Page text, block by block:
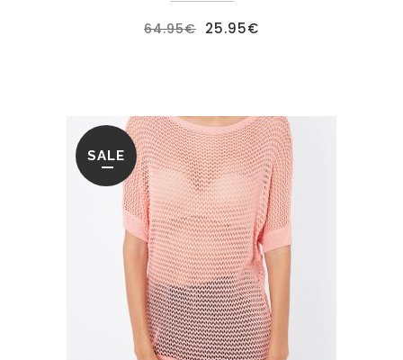
64.95€ El
precio
25.95€
SALE